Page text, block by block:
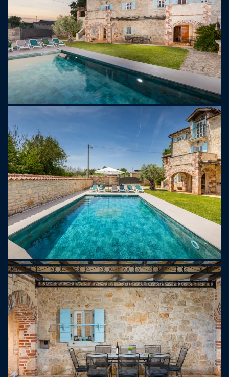
d'un baby-foot et d'un billard pour se divertir.
Au premier étage, la villa offre une spacieuse
cuisine traditionnelle istrienne entièrement équipée
avec coin repas, reliée à un salon chaleureux
donnant sur la terrasse. Cet étage comprend
également une chambre avec un lit double, une
salle de bain privative et un accès à une autre
terrasse privée. Le deuxième étage abrite deux
autres chambres, chacune avec un lit double, une
salle de bain privative et un accès à la terrasse ;
l'une d'elles comprend également un canapé-lit
gigogne pour deux personnes supplémentaires. Le
dernier étage comprend une grande chambre avec
un lit double, un canapé-lit, une cheminée et une
salle de bain privative.
Située en bordure du paisible village de Susnjici, la
Villa Lamija offre un havre de paix tout en étant
proche de l'autoroute. À seulement 8 km se trouve
Porec, une ville dynamique de l'Adriatique réputée
pour ses belles plages, ses restaurants, ses
cafés, ses musées, ses galeries et sa vieille ville
historique pittoresque.